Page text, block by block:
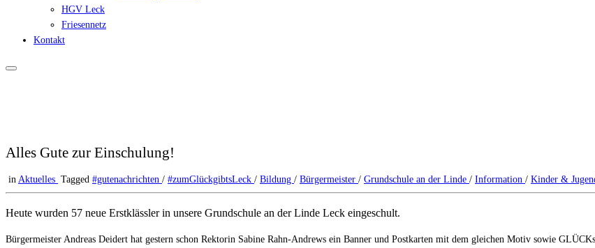
HGV Leck
Friesennetz
Kontakt
Alles Gute zur Einschulung!
in Aktuelles Tagged #gutenachrichten / #zumGlückgibtsLeck / Bildung / Bürgermeister / Grundschule an der Linde / Information / Kinder &
Heute wurden 57 neue Erstklässler in unsere Grundschule an der Linde Leck eingeschult.
Bürgermeister Andreas Deidert hat gestern schon Rektorin Sabine Rahn-Andrews ein Banner und Postkarten mit dem gleichen Motiv sowie